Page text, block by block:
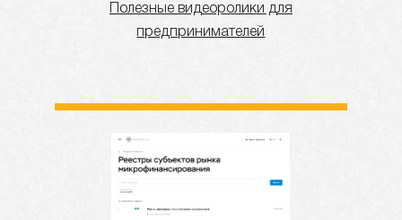
Полезные видеоролики для
предпринимателей